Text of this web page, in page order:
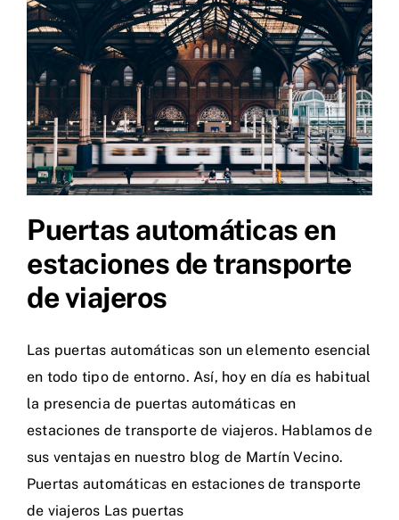
Puertas automáticas en
estaciones de transporte
de viajeros
Las puertas automáticas son un elemento esencial
en todo tipo de entorno. Así, hoy en día es habitual
la presencia de puertas automáticas en
estaciones de transporte de viajeros. Hablamos de
sus ventajas en nuestro blog de Martín Vecino.
Puertas automáticas en estaciones de transporte
de viajeros Las puertas